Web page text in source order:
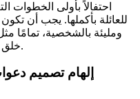
احتفالاً بأولى الخطوات
للعائلة بأكملها. يجب أن
ومليئة بالشخصية، تمامًا
خلق الإثارة وجعل كل طفل يشعر بأنه نجم.
إلهام تصميم